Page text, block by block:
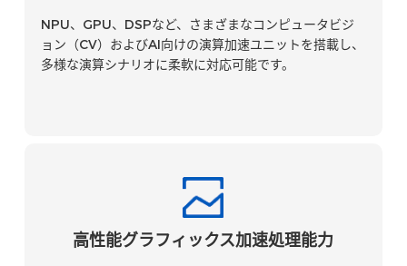
NPU、GPU、DSPなど、さまざまなコンピュータビジ
ョン（CV）およびAI向けの演算加速ユニットを搭載し、
多様な演算シナリオに柔軟に対応可能です。
高性能グラフィックス加速処理能力